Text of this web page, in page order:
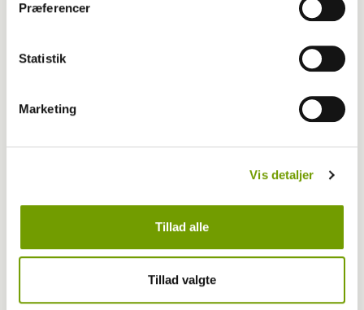
Præferencer
Statistik
Marketing
Vis detaljer
Tillad alle
Tillad valgte
Første bichon havanais med BH-titel